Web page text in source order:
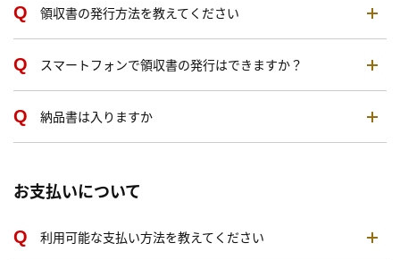
領収書の発行方法を教えてください
スマートフォンで領収書の発行はできますか？
納品書は入りますか
お支払いについて
利用可能な支払い方法を教えてください